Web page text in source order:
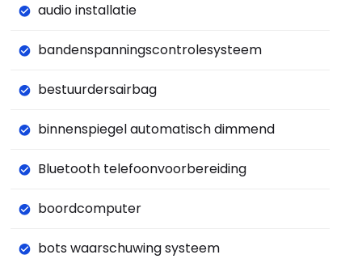
audio installatie
bandenspanningscontrolesysteem
bestuurdersairbag
binnenspiegel automatisch dimmend
Bluetooth telefoonvoorbereiding
boordcomputer
bots waarschuwing systeem